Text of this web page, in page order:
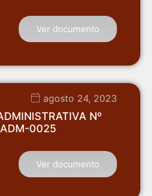
Ver documento
agosto 24, 2023
Nº
0025
Ver documento